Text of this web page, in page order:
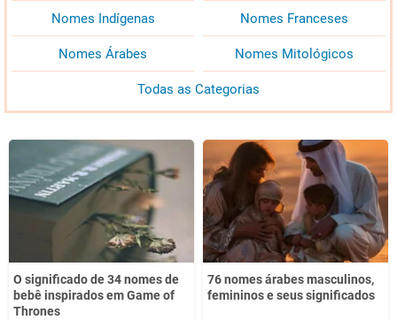
Nomes Indígenas Nomes Franceses
Nomes Árabes Nomes Mitológicos
Todas as Categorias
O significado de 34 nomes de
bebê inspirados em Game of
Thrones
76 nomes árabes masculinos,
femininos e seus significados